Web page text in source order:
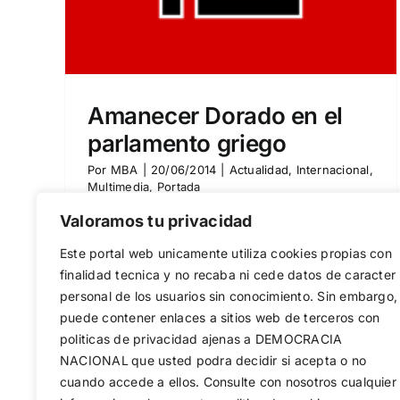
Valoramos tu privacidad
Este portal web unicamente utiliza cookies propias con
finalidad tecnica y no recaba ni cede datos de caracter
personal de los usuarios sin conocimiento. Sin embargo,
puede contener enlaces a sitios web de terceros con
politicas de privacidad ajenas a DEMOCRACIA
NACIONAL que usted podra decidir si acepta o no
cuando accede a ellos. Consulte con nosotros cualquier
Amanecer Dorado en el
parlamento griego
Por MBA 20/06/2014 Actualidad, Internacional,
Multimedia, Portada
Nikolaos Michaloliakos, presidente de
Amanecer Dorado, fue detenido
ilegalmente el [...]
Más información